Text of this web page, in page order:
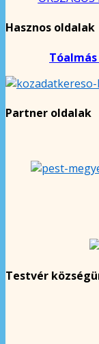
Hasznos oldalak
Partner oldalak
Testvér